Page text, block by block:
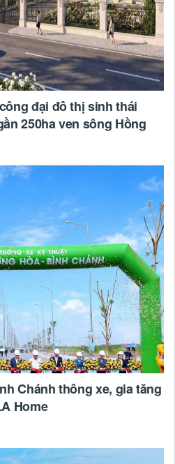
đại đô thị sinh thái
250ha ven sông Hồng
Chánh thông xe, gia tăng
Home